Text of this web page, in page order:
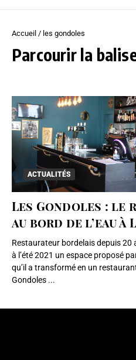
Accueil / les gondoles
Parcourir la
ACTUALITÉS
Les Gondoles : le
au bord de l’eau à
Restaurateur bordelais depuis 20
à l’été 2021 un espace proposé
qu’il a transformé en un
Gondoles ...